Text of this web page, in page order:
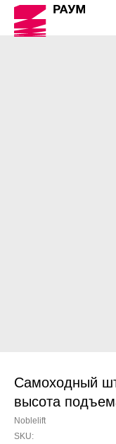
Самоходный
высота
Noblelift
SKU: